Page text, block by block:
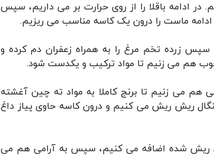
ادامه باقلا را از روی حرارت بر می داریم، سپس
ماست را درون یک کاسه مناسب می ریزیم.
زرده تخم مرغ را به همراه زعفران دم کرده و
هم می زنیم تا مواد ترکیب و یکدست شود.
هم می زنیم تا برنج کاملا به مواد ته چین آغشته
ریش ریش می کنیم و درون کاسه حاوی پیاز داغ
ریش شده اضافه می کنیم، سپس به آرامی هم می